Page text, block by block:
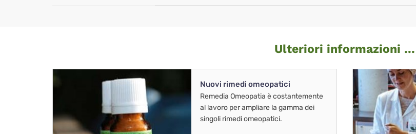
Ulteriori informazioni ...
Nuovi rimedi omeopatici
Remedia Omeopatia è costantemente
al lavoro per ampliare la gamma dei
singoli rimedi omeopatici.